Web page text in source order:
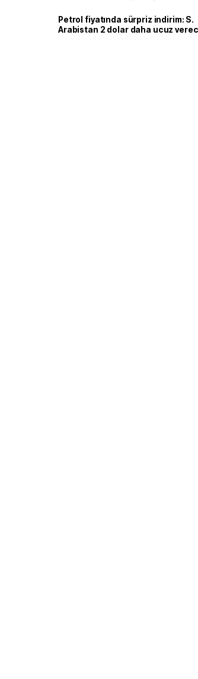
Petrol fiyatında sürpriz indirim: S.
Arabistan 2 dolar daha ucuz